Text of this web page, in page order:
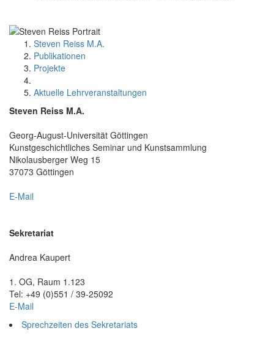
Steven Reiss M.A.
Publikationen
Projekte
Aktuelle Lehrveranstaltungen
Steven Reiss M.A.
Georg-August-Universität Göttingen
Kunst­geschichtliches Se­minar und Kunstsammlung
Nikolausberger Weg 15
37073 Göttingen
E-Mail
Sekretariat
Andrea Kaupert
1. OG, Raum 1.123
Tel: +49 (0)551 / 39-25092
E-Mail
Sprechzeiten des Sekretariats